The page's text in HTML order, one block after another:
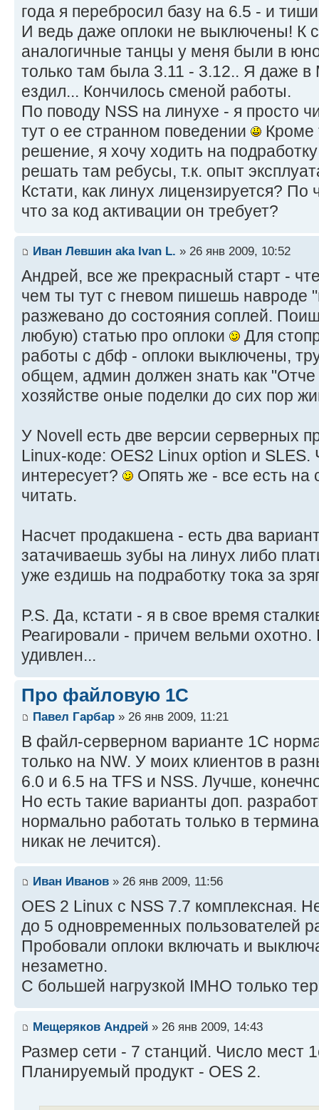
года я перебросил базу на 6.5 - и
И ведь даже оплоки не выключены! К
аналогичные танцы у меня были в
только там была 3.11 - 3.12.. Я даже в
ездил... Кончилось сменой работы.
По поводу NSS на линухе - я просто
тут о ее странном поведении
Кроме
решение, я хочу ходить на
решать там ребусы, т.к. опыт
Кстати, как линух лицензируется?
что за код активации он требует?
Иван Левшин aka Ivan L. » 26 янв 2009, 10:52
Андрей, все же прекрасный старт -
чем ты тут с гневом пишешь навроде
разжевано до состояния соплей.
любую) статью про оплоки
Для
работы с дбф - оплоки выключены,
общем, админ должен знать как
хозяйстве оные поделки до сих пор
У Novell есть две версии серверных
Linux-коде: OES2 Linux option и SLES.
интересует?
Опять же - все есть на
читать.
Насчет продакшена - есть два
затачиваешь зубы на линух либо
уже ездишь на подработку тока за
P.S. Да, кстати - я в свое время
Реагировали - причем вельми
удивлен...
Про файловую 1С
Павел Гарбар » 26 янв 2009, 11:21
В файл-серверном варианте 1С
только на NW. У моих клиентов в
6.0 и 6.5 на TFS и NSS. Лучше,
Но есть такие варианты доп.
нормально работать только в
никак не лечится).
Иван Иванов » 26 янв 2009, 11:56
OES 2 Linux с NSS 7.7 комплексная.
до 5 одновременных пользователей
Пробовали оплоки включать и
незаметно.
С большей нагрузкой IMHO только
Мещеряков Андрей » 26 янв 2009, 14:43
Размер сети - 7 станций. Число мест
Планируемый продукт - ОЕS 2.